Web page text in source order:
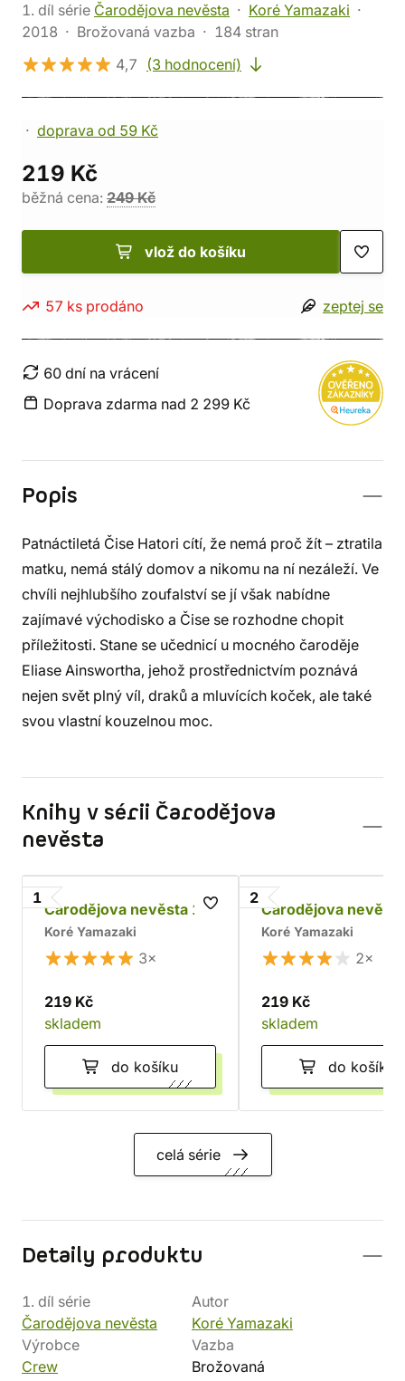
1. díl série Čarodějova nevěsta
Koré Yamazaki
2018
Brožovaná vazba
184 stran
4,7
(3 hodnocení)
doprava od 59 Kč
219 Kč
běžná cena: 249 Kč
vlož do košíku
57 ks prodáno zeptej se
60 dní na vrácení
Doprava zdarma nad 2 299 Kč
Popis
Patnáctiletá Čise Hatori cítí, že nemá proč žít – ztratila
matku, nemá stálý domov a nikomu na ní nezáleží. Ve
chvíli nejhlubšího zoufalství se jí však nabídne
zajímavé východisko a Čise se rozhodne chopit
příležitosti. Stane se učednicí u mocného čaroděje
Eliase Ainswortha, jehož prostřednictvím poznává
nejen svět plný víl, draků a mluvících koček, ale také
svou vlastní kouzelnou moc.
Knihy v sérii Čarodějova
nevěsta
1
Čarodějova nevěsta 1
Koré Yamazaki
3×
219 Kč
skladem
do košíku
2
Čarodějova
Koré Yamazaki
2×
219 Kč
skladem
do košíku
celá série
Detaily produktu
1. díl série
Čarodějova nevěsta
Autor
Koré Yamazaki
Výrobce
Crew
Vazba
Brožovaná